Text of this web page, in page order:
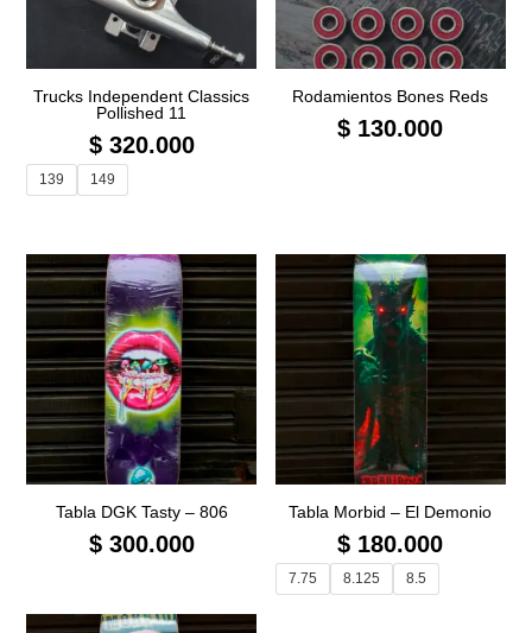
Trucks Independent Classics
Pollished 11
$320.000
139 149
Rodamientos Bones Reds
$ 130.000
Tabla DGK Tasty – 806
$300.000
Tabla Morbid – El Demonio
$ 180.000
7.75 8.125 8.5